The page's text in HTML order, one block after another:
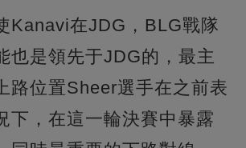
Kanavi在JDG，BLG戰隊
也是領先于JDG的，最主
路位置Sheer選手在之前表
下，在這一輪決賽中暴露